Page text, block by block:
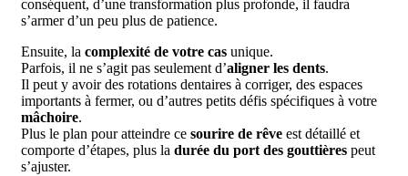
conséquent, d’une transformation plus profonde, il faudra
s’armer d’un peu plus de patience.
Ensuite, la complexité de votre cas unique.
Parfois, il ne s’agit pas seulement d’aligner les dents.
Il peut y avoir des rotations dentaires à corriger, des espaces
importants à fermer, ou d’autres petits défis spécifiques à votre
mâchoire.
Plus le plan pour atteindre ce sourire de rêve est détaillé et
comporte d’étapes, plus la durée du port des gouttières peut
s’ajuster.